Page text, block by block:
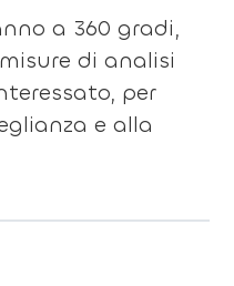
a 360 gradi,
di analisi
per
e alla